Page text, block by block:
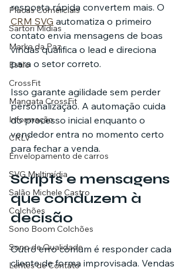
Placas Comerciais
Sartori Mídias
Marka da Paz
Estilo
CrossFit
Mangata CrossFit
Informação
CRLV
Envelopamento de carros
SVG Multimídia
Salão Michele Castro
Colchões
Sono Boom Colchões
Sono de Qualidade
Lentes de Contato
resposta rápida convertem mais. O
CRM SVG automatiza o primeiro
contato envia mensagens de boas
vindas qualifica o lead e direciona
para o setor correto.
Isso garante agilidade sem perder
personalização. A automação cuida
do processo inicial enquanto o
vendedor entra no momento certo
para fechar a venda.
Scripts e mensagens
que conduzem à
decisão
Outro erro comum é responder cada
cliente de forma improvisada. Vendas